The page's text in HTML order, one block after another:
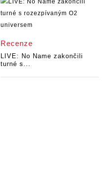
Recenze
LIVE: No Name zakončili
turné s...